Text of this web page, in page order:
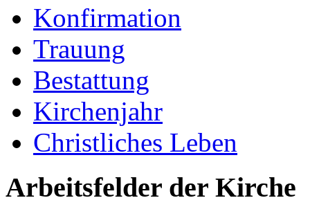
Konfirmation
Trauung
Bestattung
Kirchenjahr
Christliches Leben
Arbeitsfelder der Kirche